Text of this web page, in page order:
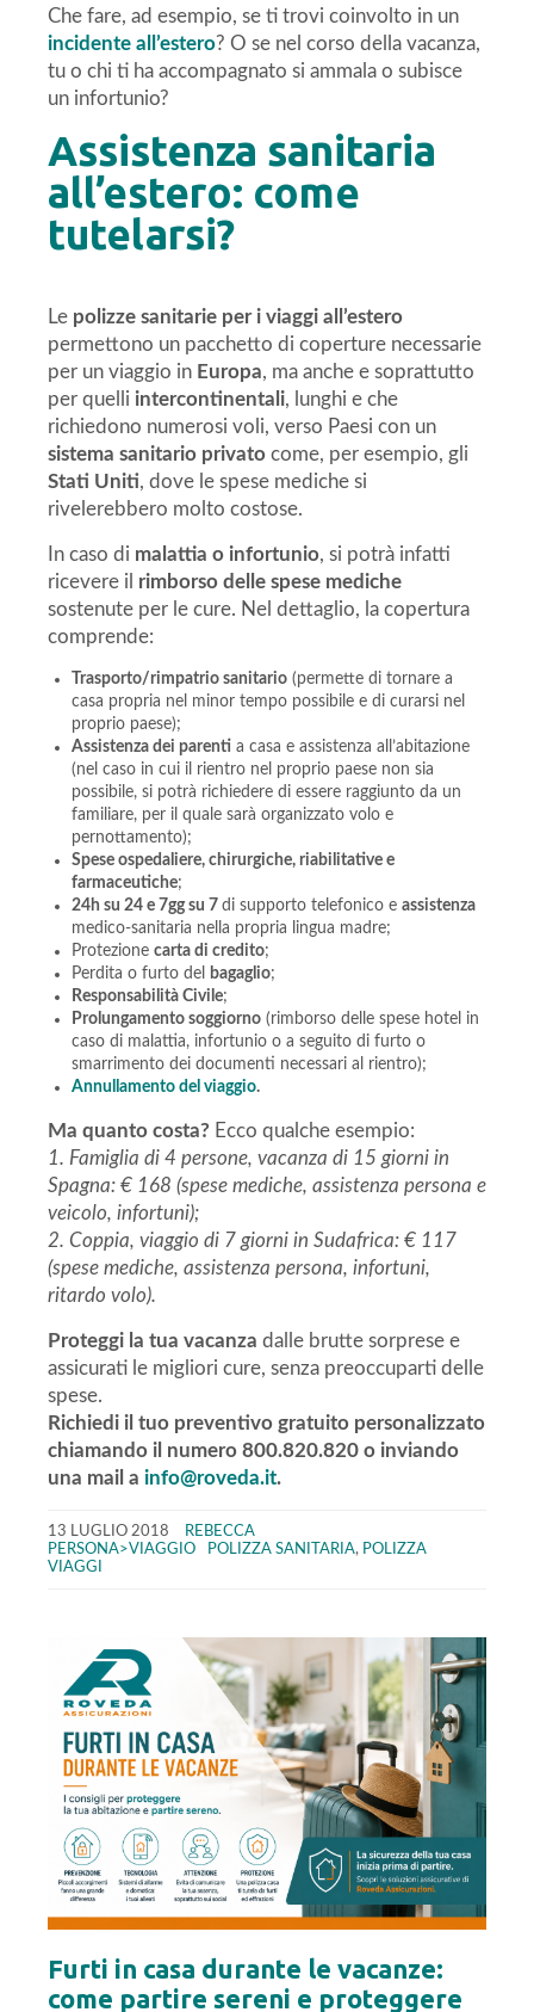
Che fare, ad esempio, se ti trovi coinvolto in un
incidente all’estero? O se nel corso della vacanza,
tu o chi ti ha accompagnato si ammala o subisce
un infortunio?
Assistenza sanitaria
all’estero: come
tutelarsi?
Le polizze sanitarie per i viaggi all’estero
permettono un pacchetto di coperture necessarie
per un viaggio in Europa, ma anche e soprattutto
per quelli intercontinentali, lunghi e che
richiedono numerosi voli, verso Paesi con un
sistema sanitario privato come, per esempio, gli
Stati Uniti, dove le spese mediche si
rivelerebbero molto costose.
In caso di malattia o infortunio, si potrà infatti
ricevere il rimborso delle spese mediche
sostenute per le cure. Nel dettaglio, la copertura
comprende:
Trasporto/rimpatrio sanitario (permette di tornare a
casa propria nel minor tempo possibile e di curarsi nel
proprio paese);
Assistenza dei parenti a casa e assistenza all’abitazione
(nel caso in cui il rientro nel proprio paese non sia
possibile, si potrà richiedere di essere raggiunto da un
familiare, per il quale sarà organizzato volo e
pernottamento);
Spese ospedaliere, chirurgiche, riabilitative e
farmaceutiche;
24h su 24 e 7gg su 7 di supporto telefonico e assistenza
medico-sanitaria nella propria lingua madre;
Protezione carta di credito;
Perdita o furto del
bagaglio;
Responsabilità Civile;
Prolungamento soggiorno (rimborso delle spese hotel in
caso di malattia, infortunio o a seguito di furto o
smarrimento dei documenti necessari al rientro);
Annullamento del viaggio.
Ma quanto costa? Ecco qualche esempio:
1. Famiglia di 4 persone, vacanza di 15 giorni in
Spagna: € 168 (spese mediche, assistenza persona e
veicolo, infortuni);
2. Coppia, viaggio di 7 giorni in Sudafrica: € 117
(spese mediche, assistenza persona, infortuni,
ritardo volo).
Proteggi la tua vacanza dalle brutte sorprese e
assicurati le migliori cure, senza preoccuparti delle
spese.
Richiedi il tuo preventivo gratuito personalizzato
chiamando il numero 800.820.820 o inviando
una mail a info@roveda.it.
13 LUGLIO 2018
REBECCA
PERSONA>VIAGGIO
POLIZZA SANITARIA, POLIZZA
VIAGGI
Furti in casa durante le vacanze:
come partire sereni e proteggere